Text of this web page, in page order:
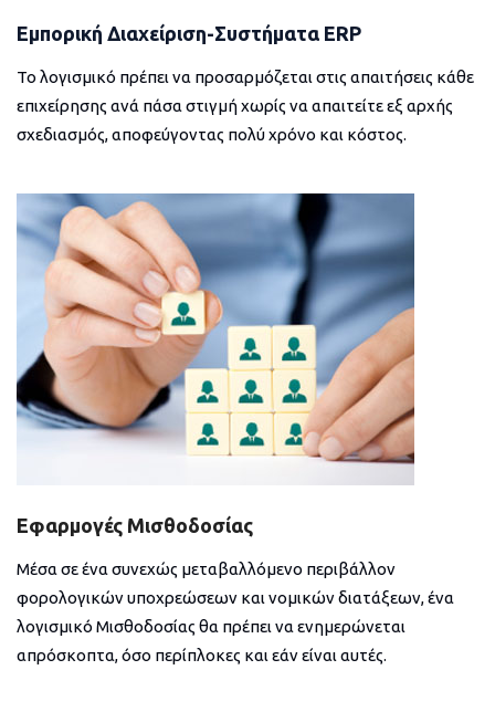
Εμπορική Διαχείριση-Συστήματα ERP
Το λογισμικό πρέπει να προσαρμόζεται στις απαιτήσεις κάθε
επιχείρησης ανά πάσα στιγμή χωρίς να απαιτείτε εξ αρχής
σχεδιασμός, αποφεύγοντας πολύ χρόνο και κόστος.
Εφαρμογές Μισθοδοσίας
Μέσα σε ένα συνεχώς μεταβαλλόμενο περιβάλλον
φορολογικών υποχρεώσεων και νομικών διατάξεων, ένα
λογισμικό Μισθοδοσίας θα πρέπει να ενημερώνεται
απρόσκοπτα, όσο περίπλοκες και εάν είναι αυτές.